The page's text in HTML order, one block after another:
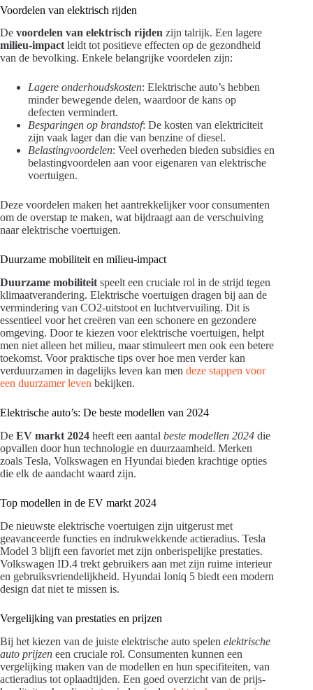
Voordelen van elektrisch rijden
De voordelen van elektrisch rijden zijn talrijk. Een lagere
milieu-impact leidt tot positieve effecten op de gezondheid
van de bevolking. Enkele belangrijke voordelen zijn:
Lagere onderhoudskosten: Elektrische auto’s hebben
minder bewegende delen, waardoor de kans op
defecten vermindert.
Besparingen op brandstof: De kosten van elektriciteit
zijn vaak lager dan die van benzine of diesel.
Belastingvoordelen: Veel overheden bieden subsidies en
belastingvoordelen aan voor eigenaren van elektrische
voertuigen.
Deze voordelen maken het aantrekkelijker voor consumenten
om de overstap te maken, wat bijdraagt aan de verschuiving
naar elektrische voertuigen.
Duurzame mobiliteit en milieu-impact
Duurzame mobiliteit speelt een cruciale rol in de strijd tegen
klimaatverandering. Elektrische voertuigen dragen bij aan de
vermindering van CO2-uitstoot en luchtvervuiling. Dit is
essentieel voor het creëren van een schonere en gezondere
omgeving. Door te kiezen voor elektrische voertuigen, helpt
men niet alleen het milieu, maar stimuleert men ook een betere
toekomst. Voor praktische tips over hoe men verder kan
verduurzamen in dagelijks leven kan men deze stappen voor
een duurzamer leven bekijken.
Elektrische auto’s: De beste modellen van 2024
De EV markt 2024 heeft een aantal beste modellen 2024 die
opvallen door hun technologie en duurzaamheid. Merken
zoals Tesla, Volkswagen en Hyundai bieden krachtige opties
die elk de aandacht waard zijn.
Top modellen in de EV markt 2024
De nieuwste elektrische voertuigen zijn uitgerust met
geavanceerde functies en indrukwekkende actieradius. Tesla
Model 3 blijft een favoriet met zijn onberispelijke prestaties.
Volkswagen ID.4 trekt gebruikers aan met zijn ruime interieur
en gebruiksvriendelijkheid. Hyundai Ioniq 5 biedt een modern
design dat niet te missen is.
Vergelijking van prestaties en prijzen
Bij het kiezen van de juiste elektrische auto spelen elektrische
auto prijzen een cruciale rol. Consumenten kunnen een
vergelijking maken van de modellen en hun specifiteiten, van
actieradius tot oplaadtijden. Een goed overzicht van de prijs-